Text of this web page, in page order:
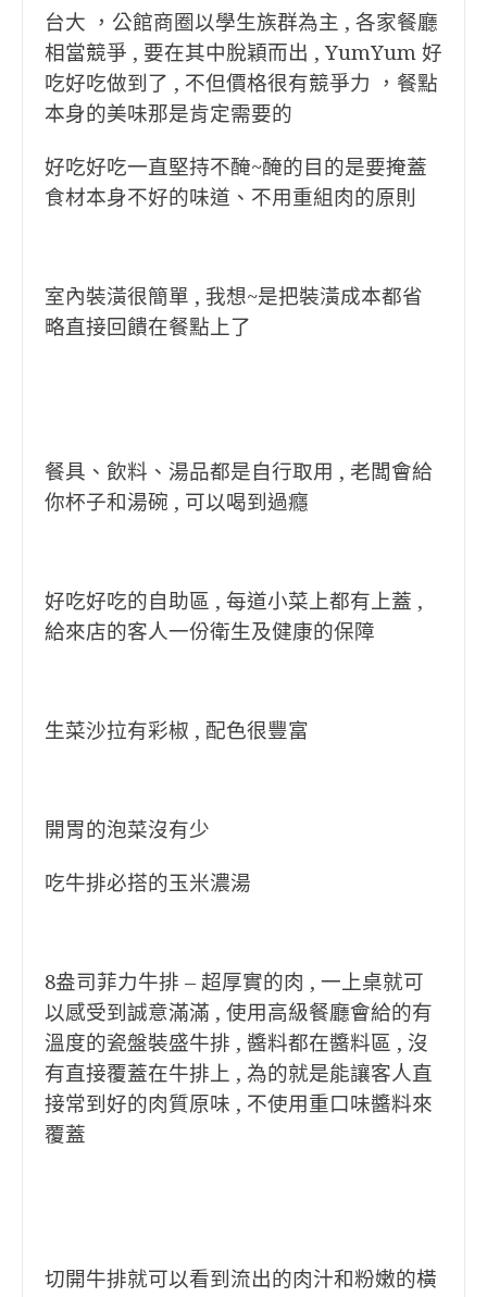
台大 ，公館商圈以學生族群為主 , 各家餐廳
相當競爭 , 要在其中脫穎而出 , YumYum 好
吃好吃做到了 , 不但價格很有競爭力 ，餐點
本身的美味那是肯定需要的
好吃好吃一直堅持不醃~醃的目的是要掩蓋
食材本身不好的味道、不用重組肉的原則
室內裝潢很簡單 , 我想~是把裝潢成本都省
略直接回饋在餐點上了
餐具、飲料、湯品都是自行取用 , 老闆會給
你杯子和湯碗 , 可以喝到過癮
好吃好吃的自助區 , 每道小菜上都有上蓋 ,
給來店的客人一份衛生及健康的保障
生菜沙拉有彩椒 , 配色很豐富
開胃的泡菜沒有少
吃牛排必搭的玉米濃湯
8盎司菲力牛排 – 超厚實的肉 , 一上桌就可
以感受到誠意滿滿 , 使用高級餐廳會給的有
溫度的瓷盤裝盛牛排 , 醬料都在醬料區 , 沒
有直接覆蓋在牛排上 , 為的就是能讓客人直
接常到好的肉質原味 , 不使用重口味醬料來
覆蓋
切開牛排就可以看到流出的肉汁和粉嫩的橫